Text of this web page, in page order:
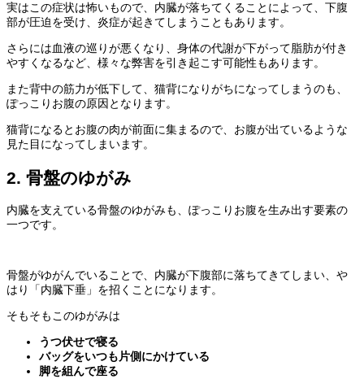
実はこの症状は怖いもので、内臓が落ちてくることによって、下腹
部が圧迫を受け、炎症が起きてしまうこともあります。
さらには血液の巡りが悪くなり、身体の代謝が下がって脂肪が付き
やすくなるなど、様々な弊害を引き起こす可能性もあります。
また背中の筋力が低下して、猫背になりがちになってしまうのも、
ぽっこりお腹の原因 となります。
猫背になるとお腹の肉が前面に集まるので、お腹が出ているような
見た目になってしまいます。
2. 骨盤のゆがみ
内臓を支えている骨盤のゆがみも、 ぽっこりお腹を生み出す要素の
一つです。
骨盤がゆがんでいることで、内臓が下腹部に落ちてきてしまい、や
はり「内臓下垂」を招くことになります。
そもそもこのゆがみは
うつ伏せで寝る
バッグをいつも片側にかけている
脚を組んで座る